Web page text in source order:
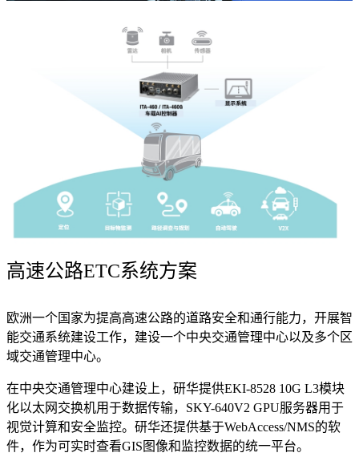
高速公路ETC系统方案
欧洲一个国家为提高高速公路的道路安全和通行能力，开展智
能交通系统建设工作，建设一个中央交通管理中心以及多个区
域交通管理中心。
在中央交通管理中心建设上，研华提供EKI-8528 10G L3模块
化以太网交换机用于数据传输，SKY-640V2 GPU服务器用于
视觉计算和安全监控。研华还提供基于WebAccess/NMS的软
件，作为可实时查看GIS图像和监控数据的统一平台。